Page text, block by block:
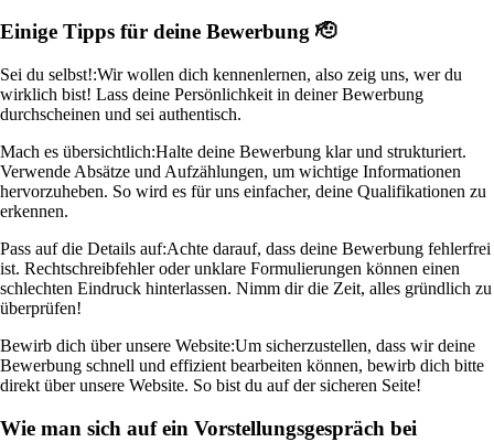
Einige Tipps für deine Bewerbung 🫡
Sei du selbst!:Wir wollen dich kennenlernen, also zeig uns, wer du
wirklich bist! Lass deine Persönlichkeit in deiner Bewerbung
durchscheinen und sei authentisch.
Mach es übersichtlich:Halte deine Bewerbung klar und strukturiert.
Verwende Absätze und Aufzählungen, um wichtige Informationen
hervorzuheben. So wird es für uns einfacher, deine Qualifikationen zu
erkennen.
Pass auf die Details auf:Achte darauf, dass deine Bewerbung fehlerfrei
ist. Rechtschreibfehler oder unklare Formulierungen können einen
schlechten Eindruck hinterlassen. Nimm dir die Zeit, alles gründlich zu
überprüfen!
Bewirb dich über unsere Website:Um sicherzustellen, dass wir deine
Bewerbung schnell und effizient bearbeiten können, bewirb dich bitte
direkt über unsere Website. So bist du auf der sicheren Seite!
Wie man sich auf ein Vorstellungsgespräch bei